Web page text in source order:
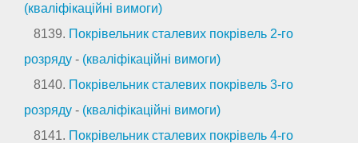
(кваліфікаційні вимоги)
8139. Покрівельник сталевих покрівель 2-го
розряду - (кваліфікаційні вимоги)
8140. Покрівельник сталевих покрівель 3-го
розряду - (кваліфікаційні вимоги)
8141. Покрівельник сталевих покрівель 4-го